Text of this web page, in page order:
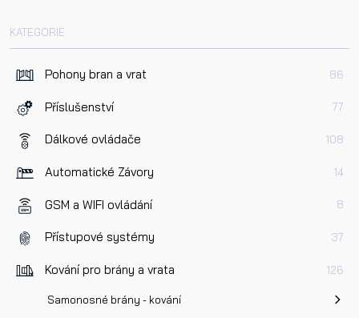
KATEGORIE
Pohony bran a vrat 86
Příslušenství 77
Dálkové ovládače 108
Automatické Závory 14
GSM a WIFI ovládání 8
Přístupové systémy 37
Kování pro brány a vrata 126
Samonosné brány - kování